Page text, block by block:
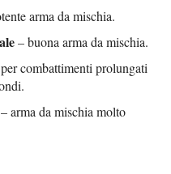
arma da mischia.
– buona arma da mischia.
combattimenti prolungati
– arma da mischia molto